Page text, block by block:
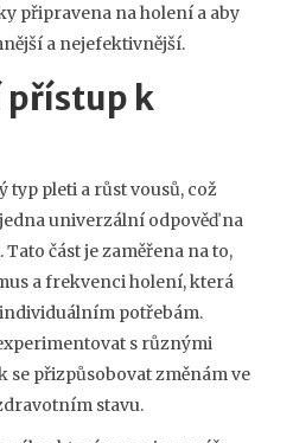
připravena na holení a aby
a nejefektivnější.
k
typ pleti a růst vousů, což
univerzální odpověď na
část je zaměřena na to,
a frekvenci holení, která
potřebám.
s různými
přizpůsobovat změnám ve
stavu.